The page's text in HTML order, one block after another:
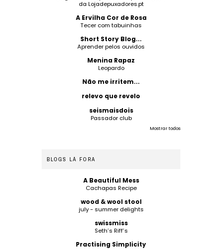
da Lojadepuxadores.pt
A Ervilha Cor de Rosa
Tecer com tabuinhas
Short Story Blog...
Aprender pelos ouvidos
Menina Rapaz
Leopardo
Não me irritem...
relevo que revelo
seismaisdois
Passador club
Mostrar todos
BLOGS LÁ FORA
A Beautiful Mess
Cachapas Recipe
wood & wool stool
july - summer delights
swissmiss
Seth’s Riff’s
Practising Simplicity